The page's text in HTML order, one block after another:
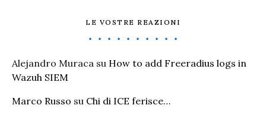
LE VOSTRE REAZIONI
Alejandro Muraca su How to add Freeradius logs in
Wazuh SIEM
Marco Russo su Chi di ICE ferisce…